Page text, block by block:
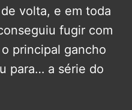
volta, e em toda
fugir com
principal gancho
para… a série do